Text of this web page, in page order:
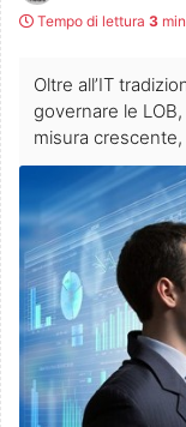
Tempo di lettura 3
Oltre all’IT
governare le
misura